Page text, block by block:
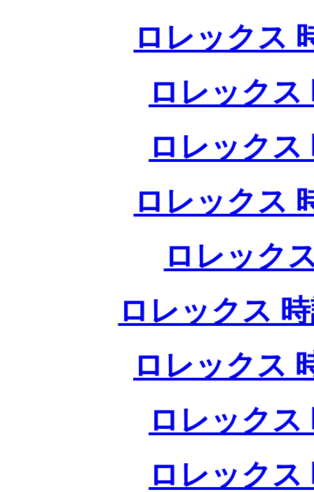
ロレックス
ロレックス
ロレックス
ロレックス
ロレック
ロレックス
ロレックス
ロレックス
ロレックス